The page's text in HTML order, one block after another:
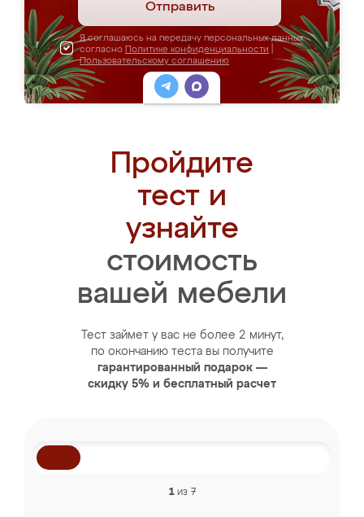
Отправить
Я соглашаюсь на передачу персональных данных
согласно Политике конфиденциальности
Пользовательскому соглашению
Пройдите
тест и
узнайте
стоимость
вашей мебели
Тест займет у вас не более 2 минут,
по окончанию теста вы получите
гарантированный подарок —
скидку 5% и бесплатный расчет
1 из 7